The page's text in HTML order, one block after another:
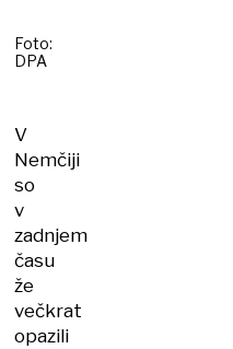
Foto:
DPA
V
Nemčiji
so
v
zadnjem
času
že
večkrat
opazili